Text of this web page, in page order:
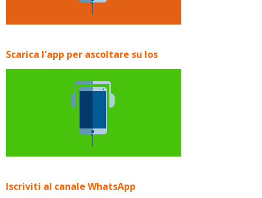
Scarica l'app per ascoltare su Ios
Iscriviti al canale WhatsApp